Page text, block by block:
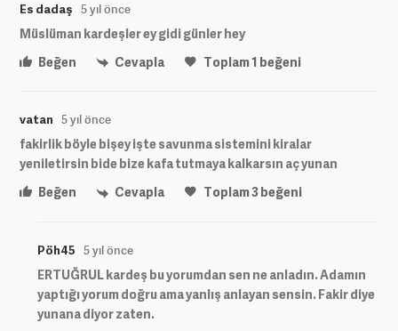
Es dadaş 5 yıl önce
Müslüman kardeşler ey gidi günler hey
Beğen
Cevapla Toplam1 beğeni
vatan 5 yıl önce
fakirlik böyle bişey işte savunma sistemini kiralar
yeniletirsin bide bize kafa tutmaya kalkarsın aç yunan
Beğen
Cevapla Toplam3beğeni
Pöh45 5 yıl önce
ERTUĞRUL kardeş bu yorumdan sen ne anladın. Adamın
yaptığı yorum doğru ama yanlış anlayan sensin. Fakir diye
yunana diyor zaten.